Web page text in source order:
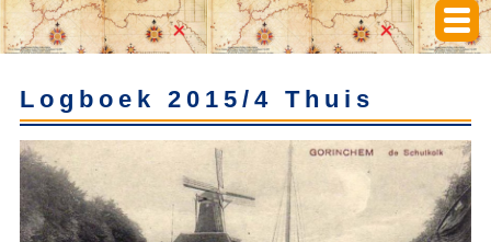
Logboek 2015/4 Thuis